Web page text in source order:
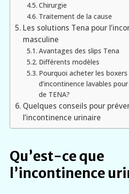
Chirurgie
Traitement de la cause
Les solutions Tena pour
masculine
Avantages des slips Tena
Différents modèles
Pourquoi acheter les boxers
d’incontinence lavables
de TENA?
Quelques conseils pour
l’incontinence urinaire
Qu’est-ce que
l’incontinence